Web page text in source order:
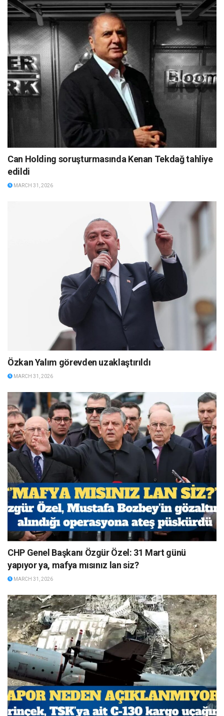
Can Holding soruşturmasında Kenan Tekdağ tahliye
edildi
MARCH 31, 2026
Özkan Yalım görevden uzaklaştırıldı
MARCH 31, 2026
CHP Genel Başkanı Özgür Özel: 31 Mart günü
yapıyor ya, mafya mısınız lan siz?
MARCH 31, 2026